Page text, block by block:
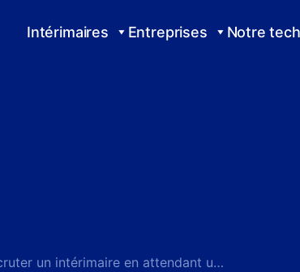
Intérimaires Entreprises Notre
Recruter un intérimaire en attendant un nouveau salarié en CDI